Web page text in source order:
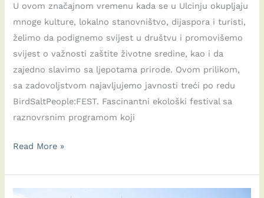
U ovom značajnom vremenu kada se u Ulcinju okupljaju
mnoge kulture, lokalno stanovništvo, dijaspora i turisti,
želimo da podignemo svijest u društvu i promovišemo
svijest o važnosti zaštite životne sredine, kao i da
zajedno slavimo sa ljepotama prirode. Ovom prilikom,
sa zadovoljstvom najavljujemo javnosti treći po redu
BirdSaltPeople:FEST. Fascinantni ekološki festival sa
raznovrsnim programom koji
3rdBirdSaltPeople:FEST,
petak
25.08.2023
Read More »